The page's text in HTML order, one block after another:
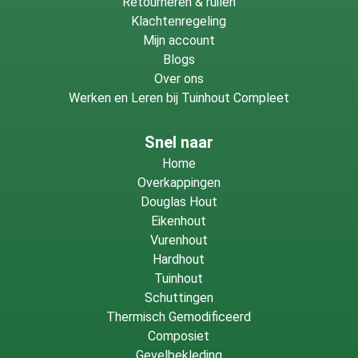
dakbedekking?
Bij het monteren van een mastiekstrook tegen het
en boeiboord voordat je dakbedekking aanbrengt.
De schuine kant moet richting het dakvlak wijzen zodat
dakbedekking vloeiend overgaat van vlak naar rand.
Gebruik roestvaststalen schroeven of
constructiebouten die geschikt zijn voor houten
toepassingen om de strook stevig te bevestigen.
Controleer of er geen scherpe randen blijven waar de
dakbedekking door kan slijten. Goede montage zorgt
voor een duurzame en waterdichte aansluiting.
Klachtenregeling
Mijn account
Blogs
Over ons
Werken en Leren bij Tuinhout Compleet
Snel naar
Home
Overkappingen
Douglas Hout
Eikenhout
Vurenhout
Hardhout
Tuinhout
Schuttingen
Thermisch Gemodificeerd
Composiet